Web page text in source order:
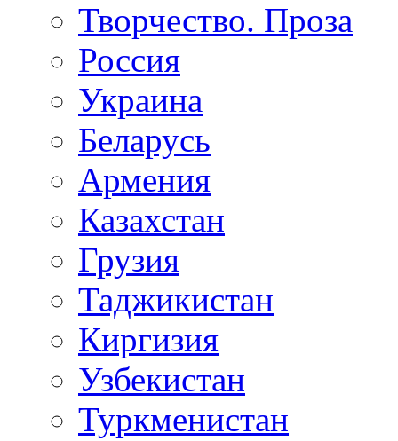
Творчество. Проза
Россия
Украина
Беларусь
Армения
Казахстан
Грузия
Таджикистан
Киргизия
Узбекистан
Туркменистан